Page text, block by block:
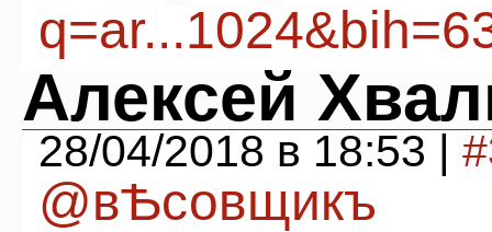
Алексей
28/04/2018 в 18:53 |
@вѢсовщикъ